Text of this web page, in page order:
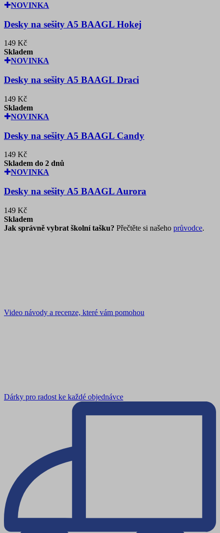
NOVINKA
Desky na sešity A5 BAAGL Hokej
149 Kč
Skladem
NOVINKA
Desky na sešity A5 BAAGL Draci
149 Kč
Skladem
NOVINKA
Desky na sešity A5 BAAGL Candy
149 Kč
Skladem do 2 dnů
NOVINKA
Desky na sešity A5 BAAGL Aurora
149 Kč
Skladem
Jak správně vybrat školní tašku? Přečtěte si našeho průvodce.
Video návody a recenze, které vám pomohou
Dárky pro radost ke každé objednávce